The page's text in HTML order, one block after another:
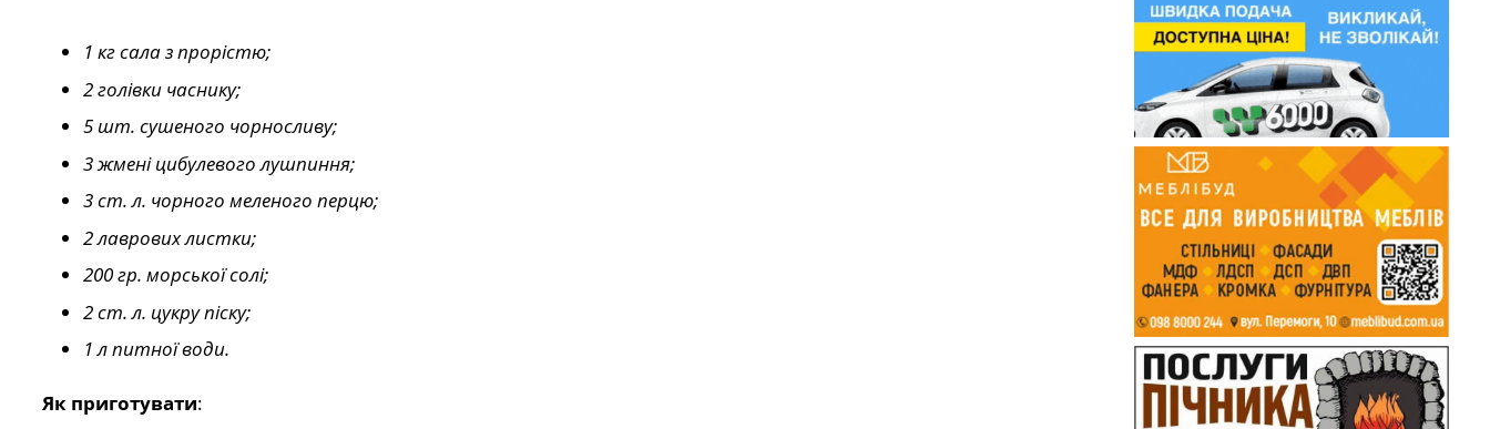
1 кг сала з прорістю;
2 голівки часнику;
5 шт. сушеного чорносливу;
3 жмені цибулевого лушпиння;
3 ст. л. чорного меленого перцю;
2 лаврових листки;
200 гр. морської солі;
2 ст. л. цукру піску;
1 л питної води.
Як приготувати: